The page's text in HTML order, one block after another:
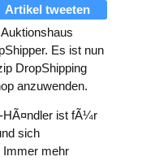
Artikel tweeten
Es ist nun
DropShipping
anzuwenden.
HÃ¤ndler ist fÃ¼r
sich
Immer mehr